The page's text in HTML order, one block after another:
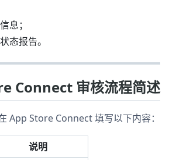
息；
态报告。
Connect 审核流程简述
App Store Connect 填写以下内容：
说明